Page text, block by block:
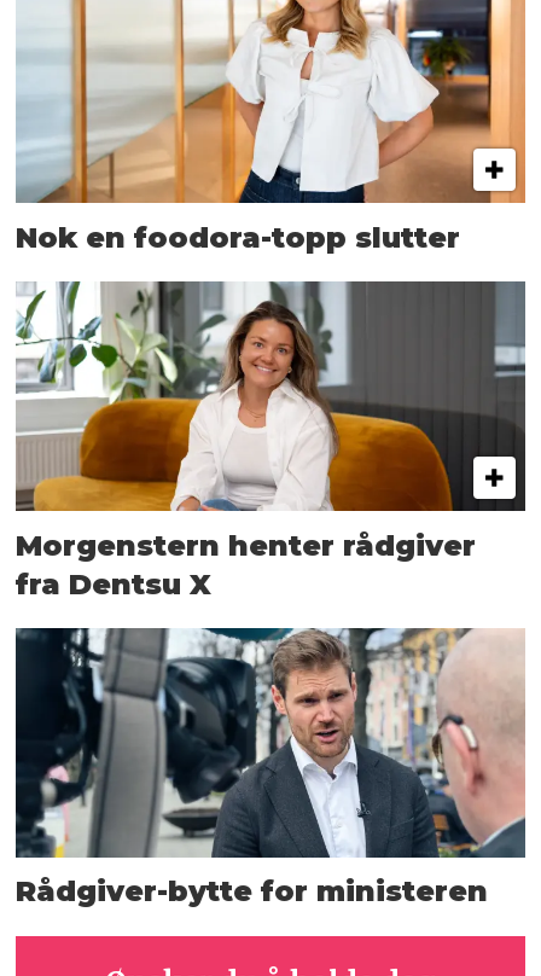
Nok en foodora-topp slutter
Morgenstern henter rådgiver
fra Dentsu X
Rådgiver-bytte for ministeren